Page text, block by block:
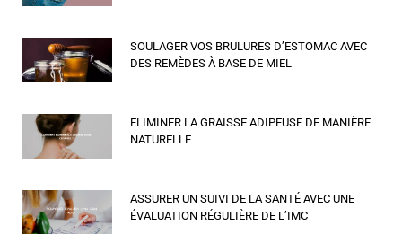
SOULAGER VOS BRULURES D’ESTOMAC AVEC
DES REMÈDES À BASE DE MIEL
ELIMINER LA GRAISSE ADIPEUSE DE MANIÈRE
NATURELLE
ASSURER UN SUIVI DE LA SANTÉ AVEC UNE
ÉVALUATION RÉGULIÈRE DE L’IMC